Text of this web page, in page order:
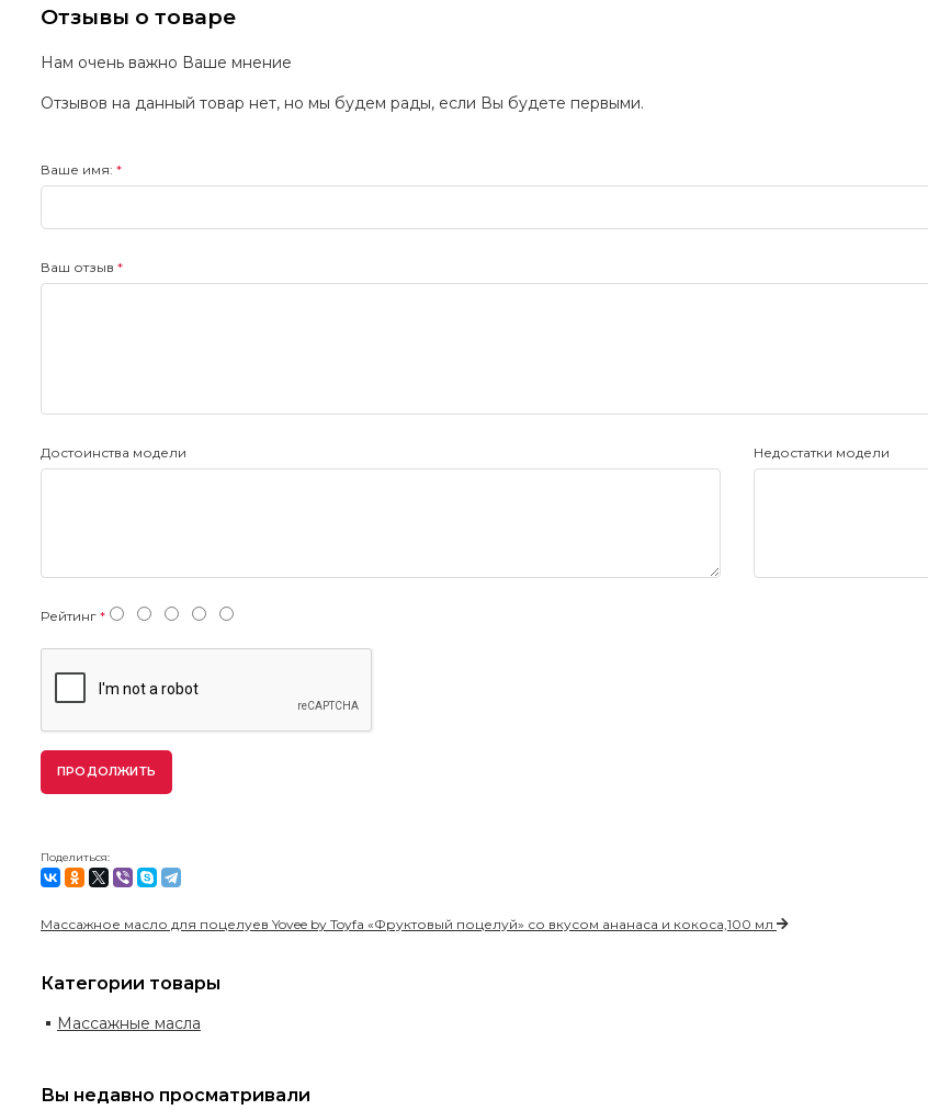
Отзывы о товаре
Нам очень важно Ваше мнение
Отзывов на данный товар нет, но мы будем рады, если Вы будете первыми.
Ваше имя:
Ваш отзыв
Достоинства модели Недостатки модели
Рейтинг
ПРОДОЛЖИТЬ
Поделиться:
Массажное масло для поцелуев Yovee by Toyfa «Фруктовый поцелуй» со вкусом ананаса и кокоса,100 мл
Категории товары
Массажные масла
Вы недавно просматривали